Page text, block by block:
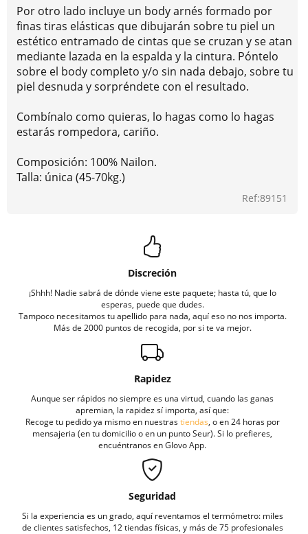
Por otro lado incluye un body arnés formado por
finas tiras elásticas que dibujarán sobre tu piel un
estético entramado de cintas que se cruzan y se atan
mediante lazada en la espalda y la cintura. Póntelo
sobre el body completo y/o sin nada debajo, sobre tu
piel desnuda y sorpréndete con el resultado.
Combínalo como quieras, lo hagas como lo hagas
estarás rompedora, cariño.
Composición: 100% Nailon.
Talla: única (45-70kg.)
Ref:89151
Discreción
¡Shhh! Nadie sabrá de dónde viene este paquete; hasta tú, que lo
esperas, puede que dudes.
Tampoco necesitamos tu apellido para nada, aquí eso no nos importa.
Más de 2000 puntos de recogida, por si te va mejor.
Rapidez
Aunque ser rápidos no siempre es una virtud, cuando las ganas
apremian, la rapidez sí importa, así que:
Recoge tu pedido ya mismo en nuestrastiendas, o en 24 horas por
mensajeria (en tu domicilio o en un punto Seur). Si lo prefieres,
encuéntranos en Glovo App.
Seguridad
Si la experiencia es un grado, aquí reventamos el termómetro: miles
de clientes satisfechos, 12 tiendas físicas, y más de 75 profesionales